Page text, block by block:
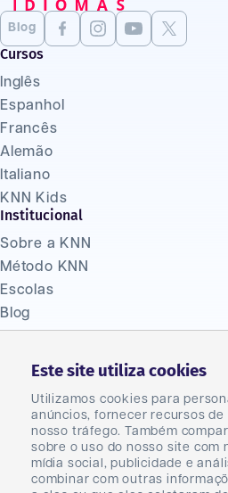
Este site utiliza cookies
Utilizamos cookies para
anúncios, fornecer recursos
nosso tráfego. Também
sobre o uso do nosso site com
mídia social, publicidade e
combinar com outras
Blog
Cursos
Inglês
Espanhol
Francês
Alemão
Italiano
KNN Kids
Institucional
Sobre a KNN
Método KNN
Escolas
Blog
Termos de uso
Ouvidoria
(47) 2033 1310
Fale Conosco
Seja um franqueado
Seja um parceiro